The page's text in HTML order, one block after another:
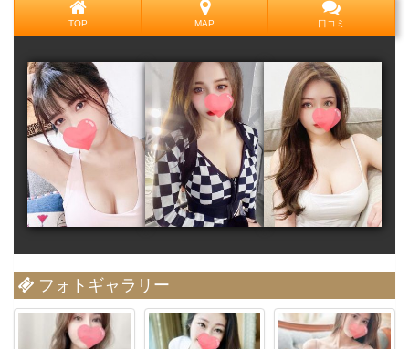
TOP MAP 口コミ
フォトギャラリー